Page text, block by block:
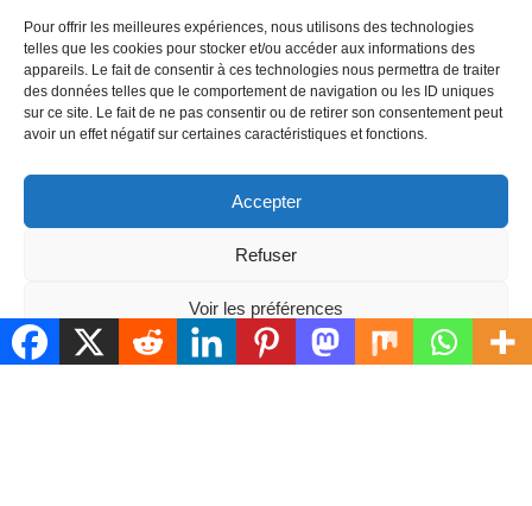
Pour offrir les meilleures expériences, nous utilisons des technologies
telles que les cookies pour stocker et/ou accéder aux informations des
appareils. Le fait de consentir à ces technologies nous permettra de traiter
des données telles que le comportement de navigation ou les ID uniques
sur ce site. Le fait de ne pas consentir ou de retirer son consentement peut
avoir un effet négatif sur certaines caractéristiques et fonctions.
Accepter
Refuser
Voir les préférences
IMOBOOK
63-65 grand rue Mario Roustan34200 SETE